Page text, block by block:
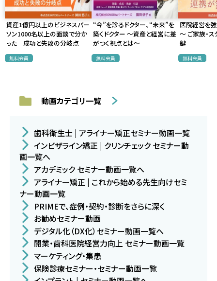
資産1億円以上のビジネスパー
ソン1000名以上の面談で分か
った 成功と失敗の分岐点
無料会員
“今”を診るドクター、“未来”を
築くドクター 〜資産と経営に差
がつく視点とは〜
無料会員
医院経営を
〜 ご家族・
鍵
無料会員
動画カテゴリ一覧
歯科衛生士 | アライナー矯正セミナー動画一覧
インビザライン矯正 | クリンチェック セミナー動
画一覧へ
アカデミック セミナー動画一覧へ
アライナー矯正 | これから始める先生向けセミ
ナー動画一覧
PRIMEで、症例・契約・診断をさらに深く
お勧めセミナー動画
デジタル化（DX化）セミナー動画一覧へ
開業・歯科医院経営力向上 セミナー動画一覧
マーケティング・集患
保険診療セミナー・セミナー動画一覧